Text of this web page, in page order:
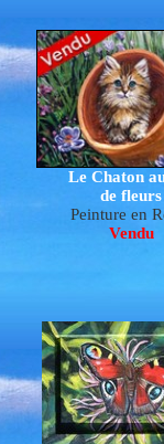
Le Chaton
de fleurs
Peinture en
Vendu